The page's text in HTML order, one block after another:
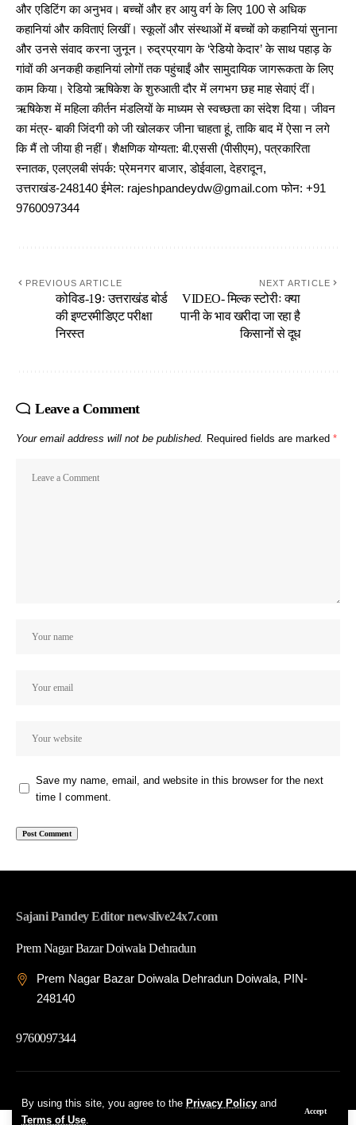
By using this site, you agree to the Privacy Policy and
Terms of Use.
Accept
और एडिटिंग का अनुभव। बच्चों और हर आयु वर्ग के लिए 100 से अधिक
कहानियां और कविताएं लिखीं। स्कूलों और संस्थाओं में बच्चों को कहानियां सुनाना
और उनसे संवाद करना जुनून। रुद्रप्रयाग के ‘रेडियो केदार’ के साथ पहाड़ के
गांवों की अनकही कहानियां लोगों तक पहुंचाईं और सामुदायिक जागरूकता के लिए
काम किया। रेडियो ऋषिकेश के शुरुआती दौर में लगभग छह माह सेवाएं दीं।
ऋषिकेश में महिला कीर्तन मंडलियों के माध्यम से स्वच्छता का संदेश दिया। जीवन
का मंत्र- बाकी जिंदगी को जी खोलकर जीना चाहता हूं, ताकि बाद में ऐसा न लगे
कि मैं तो जीया ही नहीं। शैक्षणिक योग्यता: बी.एससी (पीसीएम), पत्रकारिता
स्नातक, एलएलबी संपर्क: प्रेमनगर बाजार, डोईवाला, देहरादून,
उत्तराखंड-248140 ईमेल: rajeshpandeydw@gmail.com फोन: +91
9760097344
PREVIOUS ARTICLE
कोविड-19ः उत्तराखंड बोर्ड
की इण्टरमीडिएट परीक्षा
निरस्त
NEXT ARTICLE
VIDEO- मिल्क स्टोरीः क्या
पानी के भाव खरीदा जा रहा है
किसानों से दूध
Leave a Comment
Your email address will not be published. Required fields are marked *
Save my name, email, and website in this browser for the next
time I comment.
Sajani Pandey Editor newslive24x7.com
Prem Nagar Bazar Doiwala Dehradun
Prem Nagar Bazar Doiwala Dehradun Doiwala, PIN-
248140
9760097344